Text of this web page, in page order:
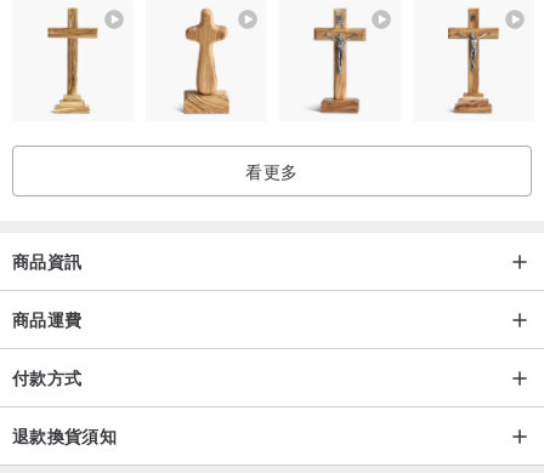
看更多
商品資訊
商品運費
付款方式
退款換貨須知